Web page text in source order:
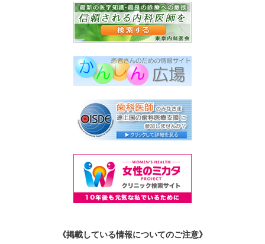
《掲載している情報についてのご注意》